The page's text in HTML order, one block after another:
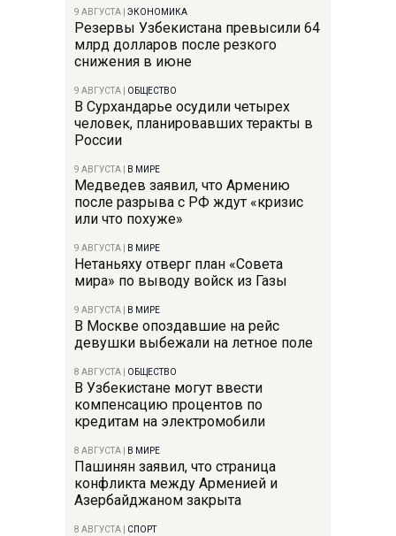
9 АВГУСТА ЭКОНОМИКА
Резервы Узбекистана превысили 64
млрд долларов после резкого
снижения в июне
9 АВГУСТА ОБЩЕСТВО
В Сурхандарье осудили четырех
человек, планировавших теракты в
России
9 АВГУСТА В МИРЕ
Медведев заявил, что Армению
после разрыва с РФ ждут «кризис
или что похуже»
9 АВГУСТА В МИРЕ
Нетаньяху отверг план «Совета
мира» по выводу войск из Газы
9 АВГУСТА В МИРЕ
В Москве опоздавшие на рейс
девушки выбежали на летное поле
8 АВГУСТА ОБЩЕСТВО
В Узбекистане могут ввести
компенсацию процентов по
кредитам на электромобили
8 АВГУСТА В МИРЕ
Пашинян заявил, что страница
конфликта между Арменией и
Азербайджаном закрыта
8 АВГУСТА СПОРТ